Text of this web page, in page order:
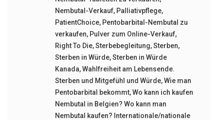
Nembutal-Verkauf, Palliativpflege,
PatientChoice, Pentobarbital-Nembutal zu
verkaufen, Pulver zum Online-Verkauf,
Right To Die,Sterbebegleitung,Sterben,
Sterben in Würde,Sterben in Würde
Kanada,Wahlfreiheit am Lebensende.
Sterben und Mitgefühl und Würde,Wie man
Pentobarbital bekommt,Wo kann ich kaufen
Nembutal in Belgien? Wo kann man
Nembutal kaufen? Internationale/nationale